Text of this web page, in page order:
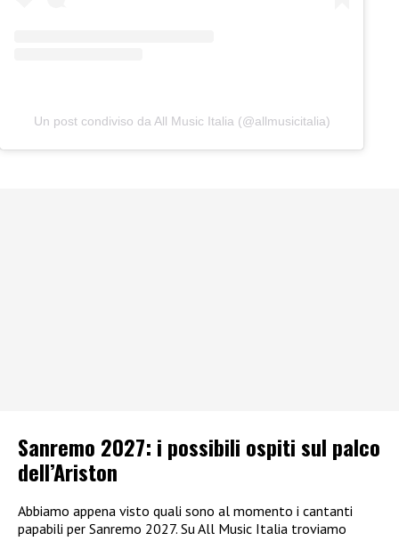
Un post condiviso da All Music Italia (@allmusicitalia)
Sanremo 2027: i possibili ospiti sul palco
dell’Ariston
Abbiamo appena visto quali sono al momento i cantanti
papabili per Sanremo 2027. Su All Music Italia troviamo